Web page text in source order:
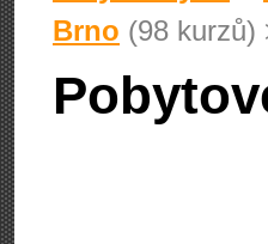
Brno (98 kurzů)